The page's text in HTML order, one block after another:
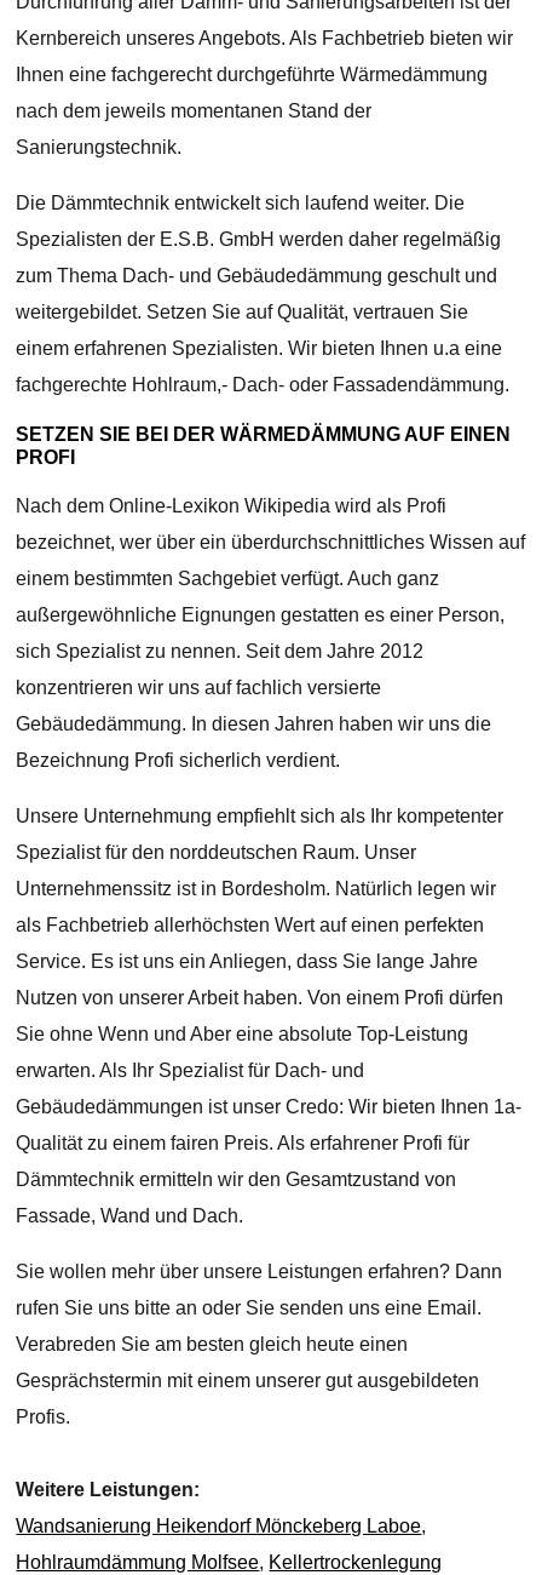
Kernbereich unseres Angebots. Als Fachbetrieb bieten wir
Ihnen eine fachgerecht durchgeführte Wärmedämmung
nach dem jeweils momentanen Stand der
Sanierungstechnik.
Die Dämmtechnik entwickelt sich laufend weiter. Die
Spezialisten der E.S.B. GmbH werden daher regelmäßig
zum Thema Dach- und Gebäudedämmung geschult und
weitergebildet. Setzen Sie auf Qualität, vertrauen Sie
einem erfahrenen Spezialisten. Wir bieten Ihnen u.a eine
fachgerechte Hohlraum,- Dach- oder Fassadendämmung.
SETZEN SIE BEI DER WÄRMEDÄMMUNG AUF EINEN
PROFI
Nach dem Online-Lexikon Wikipedia wird als Profi
bezeichnet, wer über ein überdurchschnittliches Wissen auf
einem bestimmten Sachgebiet verfügt. Auch ganz
außergewöhnliche Eignungen gestatten es einer Person,
sich Spezialist zu nennen. Seit dem Jahre 2012
konzentrieren wir uns auf fachlich versierte
Gebäudedämmung. In diesen Jahren haben wir uns die
Bezeichnung Profi sicherlich verdient.
Unsere Unternehmung empfiehlt sich als Ihr kompetenter
Spezialist für den norddeutschen Raum. Unser
Unternehmenssitz ist in Bordesholm. Natürlich legen wir
als Fachbetrieb allerhöchsten Wert auf einen perfekten
Service. Es ist uns ein Anliegen, dass Sie lange Jahre
Nutzen von unserer Arbeit haben. Von einem Profi dürfen
Sie ohne Wenn und Aber eine absolute Top-Leistung
erwarten. Als Ihr Spezialist für Dach- und
Gebäudedämmungen ist unser Credo: Wir bieten Ihnen 1a-
Qualität zu einem fairen Preis. Als erfahrener Profi für
Dämmtechnik ermitteln wir den Gesamtzustand von
Fassade, Wand und Dach.
Sie wollen mehr über unsere Leistungen erfahren? Dann
rufen Sie uns bitte an oder Sie senden uns eine Email.
Verabreden Sie am besten gleich heute einen
Gesprächstermin mit einem unserer gut ausgebildeten
Profis.
Weitere Leistungen:
Wandsanierung Heikendorf Mönckeberg Laboe,
Hohlraumdämmung Molfsee, Kellertrockenlegung